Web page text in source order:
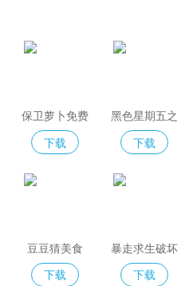
保卫萝卜免费
版
下载
黑色星期五之
夜indiecross
下载
豆豆猜美食
下载
暴走求生破坏
模拟器
下载